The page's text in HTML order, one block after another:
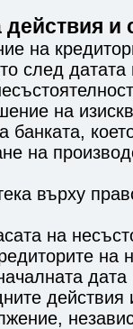
и
на
след
на
на
върху
на
на
дата
действия